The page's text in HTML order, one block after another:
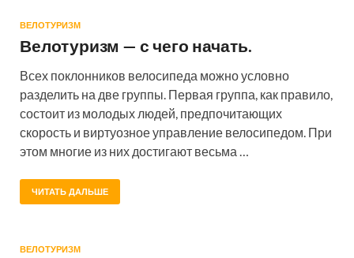
ВЕЛОТУРИЗМ
Велотуризм — с чего начать.
Всех поклонников велосипеда можно условно
разделить на две группы. Первая группа, как правило,
состоит из молодых людей, предпочитающих
скорость и виртуозное управление велосипедом. При
этом многие из них достигают весьма …
ЧИТАТЬ ДАЛЬШЕ
ВЕЛОТУРИЗМ